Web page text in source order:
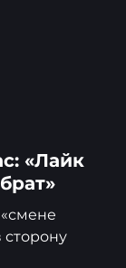
«Лайк